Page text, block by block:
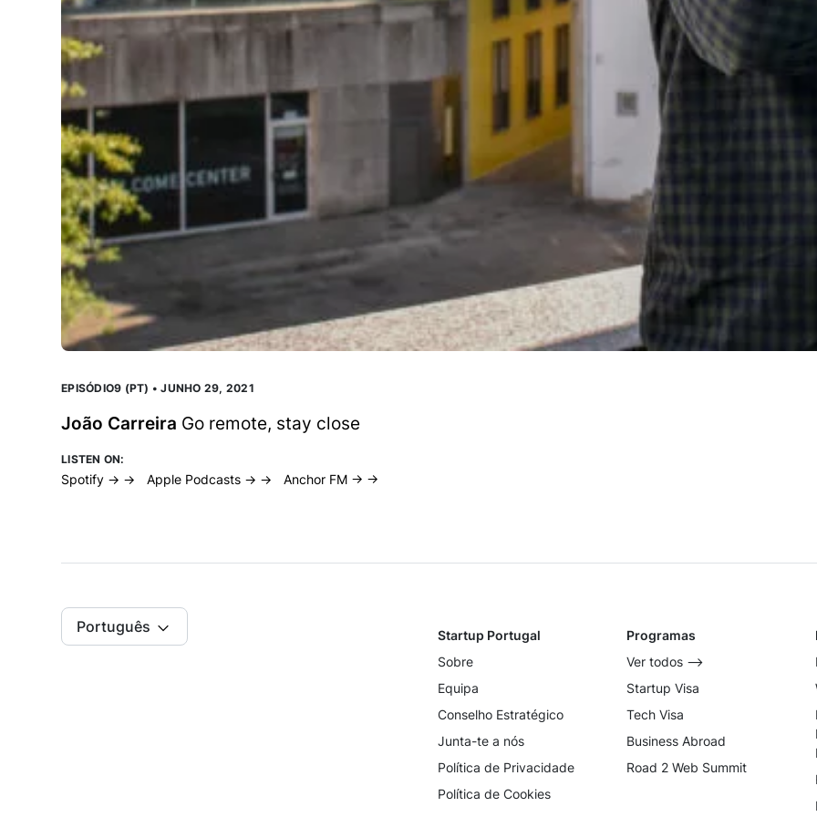
EPISÓDIO9 (PT) • JUNHO 29, 2021
João Carreira Go remote, stay close
LISTEN ON:
Spotify → → Apple Podcasts → → Anchor FM → →
Português
Startup Portugal
Sobre
Equipa
Conselho Estratégico
Junta-te a nós
Política de Privacidade
Política de Cookies
Programas
Ver todos ⟶
Startup Visa
Tech Visa
Business Abroad
Road 2 Web Summit